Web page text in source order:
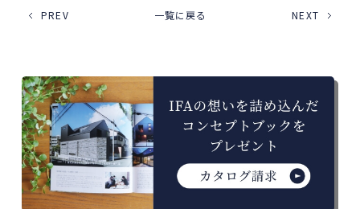
PREV 一覧に戻る NEXT